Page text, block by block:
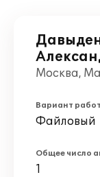
Москва,
Вариант
Файловый
Общее число
1